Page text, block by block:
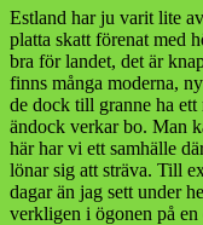
Estland har ju varit lite
platta skatt förenat med
bra för landet, det är
finns många moderna,
de dock till granne ha
ändock verkar bo. Man
här har vi ett samhälle
lönar sig att sträva. Till
dagar än jag sett under
verkligen i ögonen på